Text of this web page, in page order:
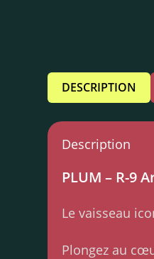
DESCRIPTION
Description
PLUM – R-9
Le vaisseau
Plongez au